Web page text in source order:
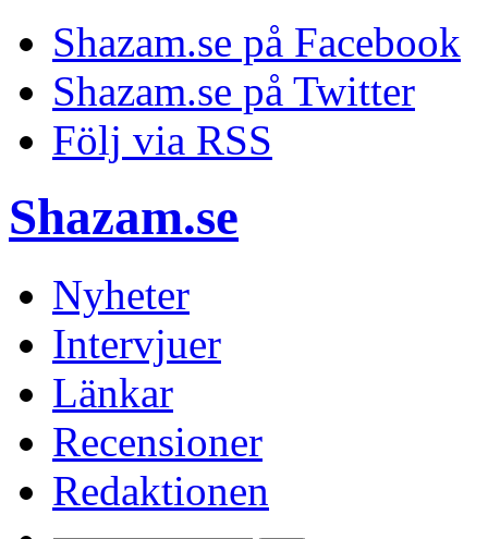
Shazam.se på Facebook
Shazam.se på Twitter
Följ via RSS
Shazam.se
Nyheter
Intervjuer
Länkar
Recensioner
Redaktionen